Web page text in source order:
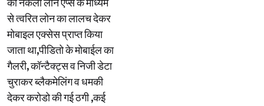
से त्वरित लोन का लालच देकर
मोबाइल एक्सेस प्राप्त किया
जाता था,पीडितो के मोबाईल का
गैलरी, कॉन्टैक्ट्स व निजी डेटा
चुराकर ब्लैकमेलिंग व धमकी
देकर करोडो की गई ठगी ,कई